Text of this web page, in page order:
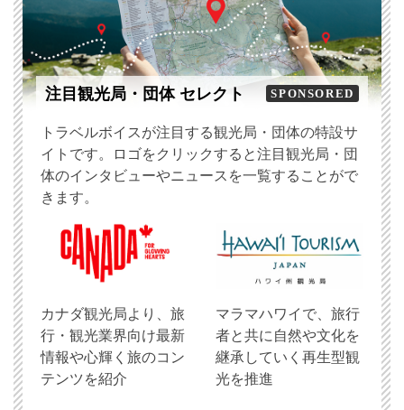
注目観光局・団体 セレクト SPONSORED
トラベルボイスが注目する観光局・団体の特設サ
イトです。ロゴをクリックすると注目観光局・団
体のインタビューやニュースを一覧することがで
きます。
​カナダ観光局より、旅
行・観光業界向け最新
情報や心輝く旅のコン
テンツを紹介
マラマハワイで、旅行
者と共に自然や文化を
継承していく再生型観
光を推進